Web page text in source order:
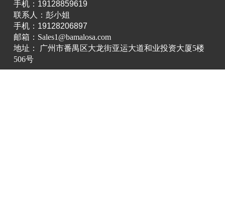
手机：19128859619
联系人：彭小姐
手机：19128206897
邮箱：Sales1@bamalosa.com
地址： 广州市番禺区大龙街亚运大道和业投资大厦5楼
506号